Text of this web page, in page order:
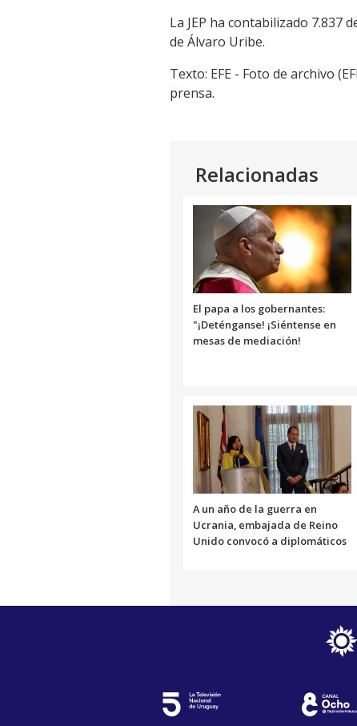
La JEP ha contabilizado 7.837
de Álvaro Uribe.
Texto: EFE - Foto de archivo
prensa.
Relacionadas
El papa a los gobernantes:
"¡Deténganse! ¡Siéntense en
mesas de mediación!
A un año de la guerra en
Ucrania, embajada de Reino
Unido convocó a diplomáticos